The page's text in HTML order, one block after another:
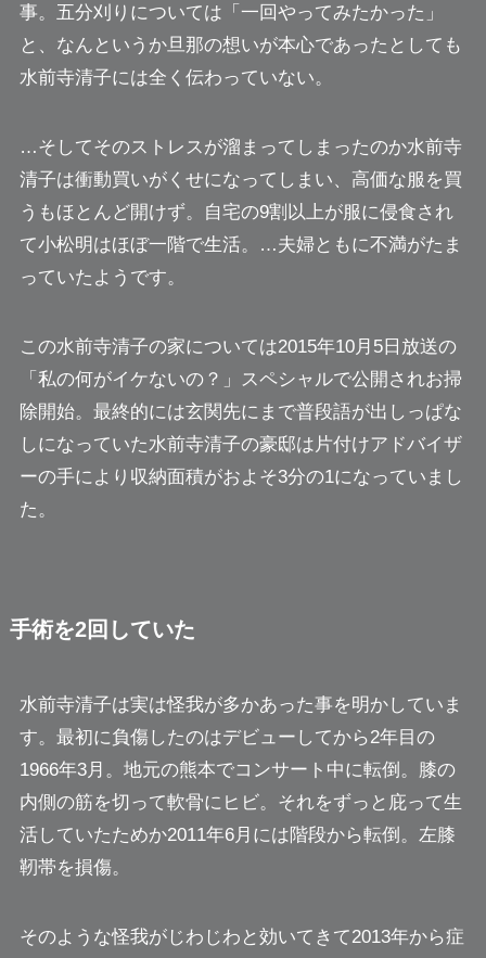
事。五分刈りについては「一回やってみたかった」
と、なんというか旦那の想いが本心であったとしても
水前寺清子には全く伝わっていない。
…そしてそのストレスが溜まってしまったのか水前寺
清子は衝動買いがくせになってしまい、高価な服を買
うもほとんど開けず。自宅の9割以上が服に侵食され
て小松明はほぼ一階で生活。…夫婦ともに不満がたま
っていたようです。
この水前寺清子の家については2015年10月5日放送の
「私の何がイケないの？」スペシャルで公開されお掃
除開始。最終的には玄関先にまで普段語が出しっぱな
しになっていた水前寺清子の豪邸は片付けアドバイザ
ーの手により収納面積がおよそ3分の1になっていまし
た。
手術を2回していた
水前寺清子は実は怪我が多かあった事を明かしていま
す。最初に負傷したのはデビューしてから2年目の
1966年3月。地元の熊本でコンサート中に転倒。膝の
内側の筋を切って軟骨にヒビ。それをずっと庇って生
活していたためか2011年6月には階段から転倒。左膝
靭帯を損傷。
そのような怪我がじわじわと効いてきて2013年から症